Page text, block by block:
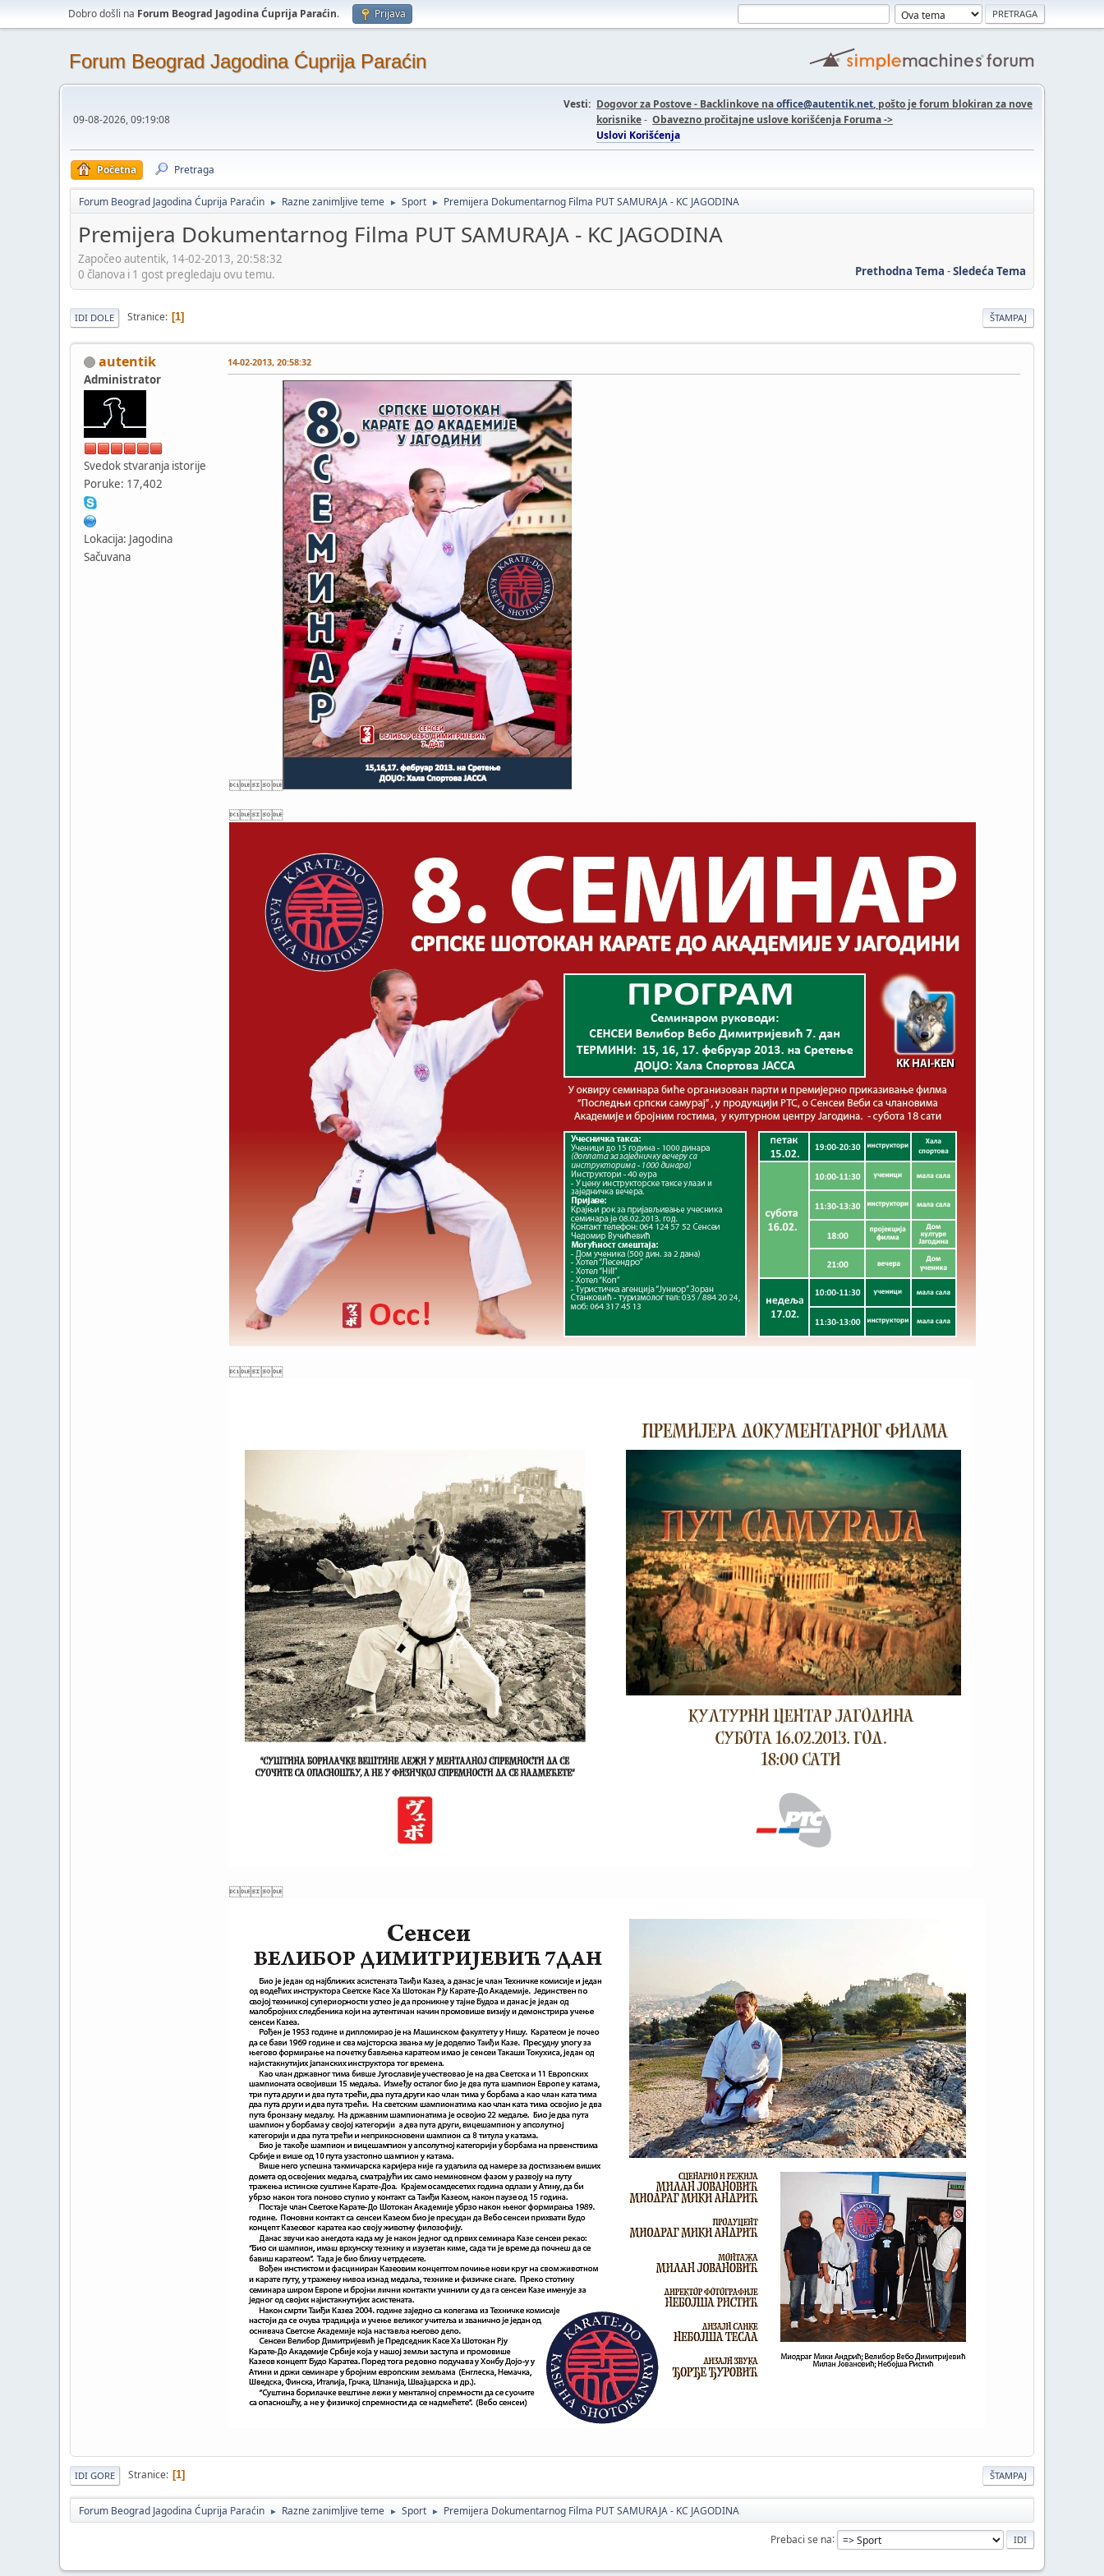
Dobro došli na Forum Beograd Jagodina Ćuprija Paraćin. Prijava
Forum Beograd Jagodina Ćuprija Paraćin
09-08-2026, 09:19:08
Vesti: Dogovor za Postove - Backlinkove naoffice@autentik.net, pošto je forum blokiran za nove
korisnike- Obavezno pročitajne uslove korišćenja Foruma ->
Uslovi Korišćenja
Početna Pretraga
Forum Beograd Jagodina Ćuprija Paraćin ► Razne zanimljive teme ► Sport ► Premijera Dokumentarnog Filma PUT SAMURAJA - KC JAGODINA
Premijera Dokumentarnog Filma PUT SAMURAJA - KC JAGODINA
Započeo autentik, 14-02-2013, 20:58:32
Prethodna Tema -Sledeća Tema
0 članova i 1 gost pregledaju ovu temu.
ŠTAMPAJ
IDI DOLE Stranice 1
autentik
Administrator
Svedok stvaranja istorije
Poruke: 17,402
Lokacija: Jagodina
Sačuvana
14-02-2013, 20:58:32




ŠTAMPAJ
IDI GORE Stranice 1
Forum Beograd Jagodina Ćuprija Paraćin ► Razne zanimljive teme ► Sport ► Premijera Dokumentarnog Filma PUT SAMURAJA - KC JAGODINA
Prebaci se na